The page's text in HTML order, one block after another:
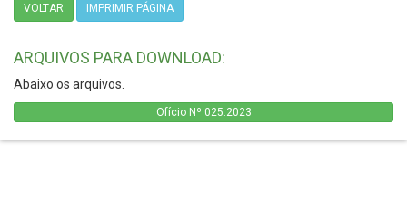
VOLTAR IMPRIMIR PÁGINA
ARQUIVOS PARA DOWNLOAD:
Abaixo os arquivos.
Ofício Nº 025.2023